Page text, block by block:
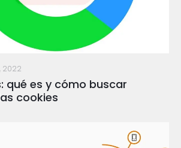
2022
qué es y cómo buscar
cookies